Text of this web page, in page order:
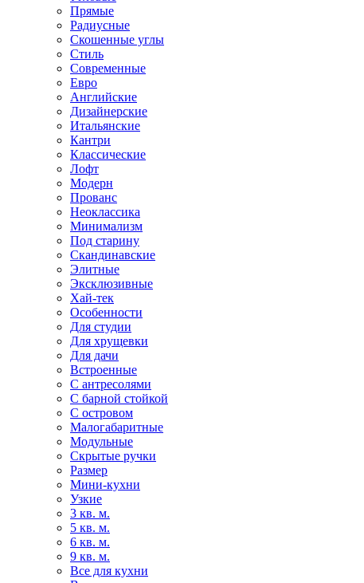
Прямые
Радиусные
Скошенные углы
Стиль
Современные
Евро
Английские
Дизайнерские
Итальянские
Кантри
Классические
Лофт
Модерн
Прованс
Неоклассика
Минимализм
Под старину
Скандинавские
Элитные
Эксклюзивные
Хай-тек
Особенности
Для студии
Для хрущевки
Для дачи
Встроенные
С антресолями
С барной стойкой
С островом
Малогабаритные
Модульные
Скрытые ручки
Размер
Мини-кухни
Узкие
3 кв. м.
5 кв. м.
6 кв. м.
9 кв. м.
Все для кухни